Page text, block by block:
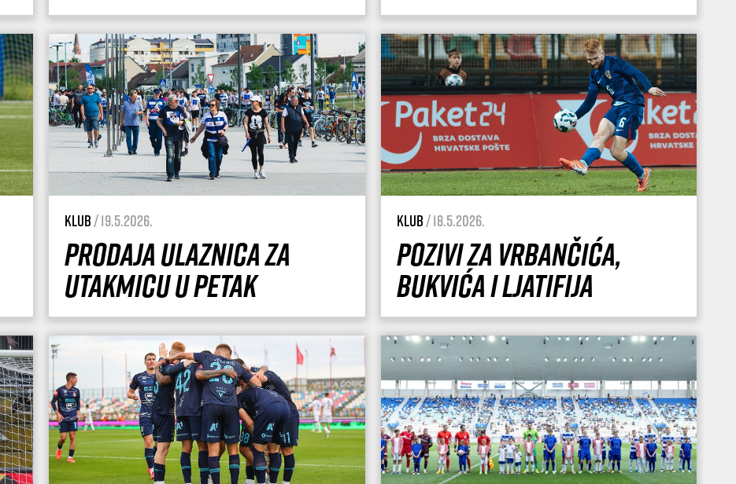
Klub/ 19.5.2026.
Prodaja ulaznica za
utakmicu u petak
Klub/ 18.5.2026.
Pozivi za Vrbančića,
Bukvića i Ljatifija